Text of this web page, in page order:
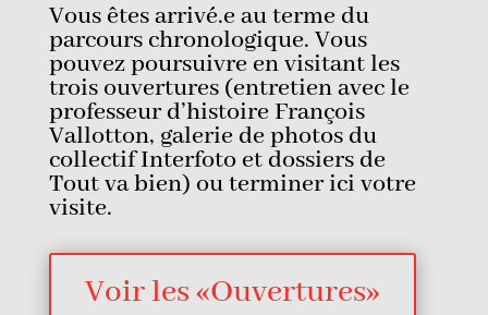
Vous êtes arrivé.e au terme du
parcours chronologique. Vous
pouvez poursuivre en visitant les
trois ouvertures (entretien avec le
professeur d’histoire François
Vallotton, galerie de photos du
collectif Interfoto et dossiers de
Tout va bien) ou terminer ici votre
visite.
Voir les «Ouvertures»